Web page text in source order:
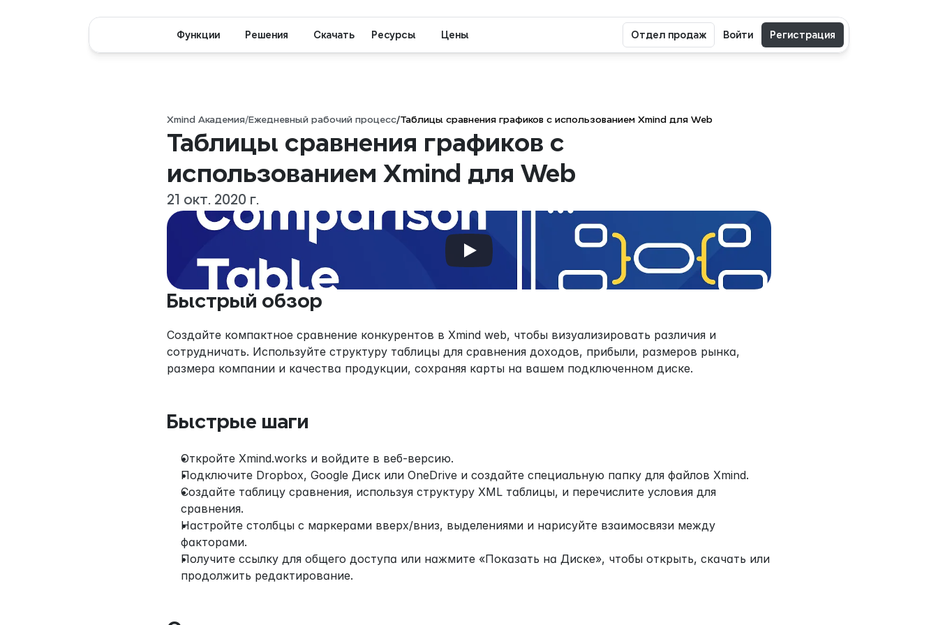
Xmind Академия/Ежедневный рабочий процесс/Таблицы сравнения графиков с использованием Xmind для Web
Таблицы сравнения графиков с
использованием Xmind для Web
21 окт. 2020 г.
Быстрый обзор
Создайте компактное сравнение конкурентов в Xmind web, чтобы визуализировать различия и
сотрудничать. Используйте структуру таблицы для сравнения доходов, прибыли, размеров рынка,
размера компании и качества продукции, сохраняя карты на вашем подключенном диске.
Быстрые шаги
Откройте Xmind.works и войдите в веб-версию.
Подключите Dropbox, Google Диск или OneDrive и создайте специальную папку для файлов Xmind.
Создайте таблицу сравнения, используя структуру XML таблицы, и перечислите условия для
сравнения.
Настройте столбцы с маркерами вверх/вниз, выделениями и нарисуйте взаимосвязи между
факторами.
Получите ссылку для общего доступа или нажмите «Показать на Диске», чтобы открыть, скачать или
продолжить редактирование.
Функции Решения Скачать Ресурсы Цены Отдел продаж Войти Регистрация